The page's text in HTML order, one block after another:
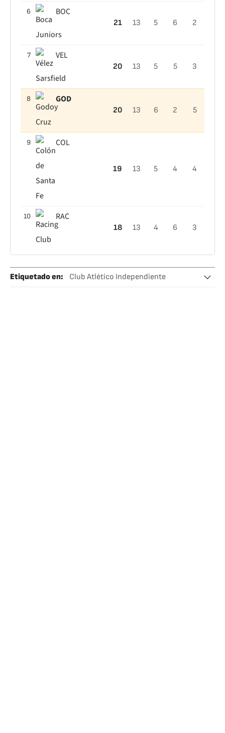
6 BOC
21 13 5 6 2
7 VEL
20 13 5 5 3
8 GOD
20 13 6 2 5
9 COL
19 13 5 4 4
10 RAC
18 13 4 6 3
Etiquetado en:
Club Atlético Independiente